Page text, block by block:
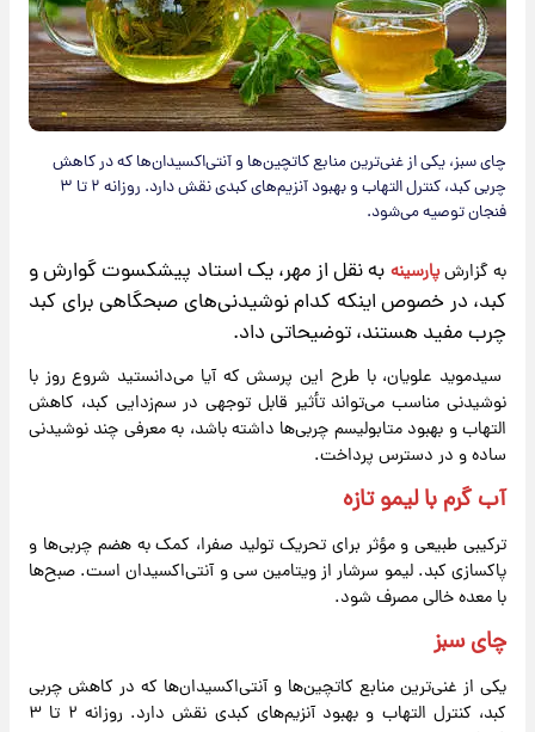
چای سبز، یکی از غنی‌ترین منابع کاتچین‌ها و آنتی‌اکسیدان‌ها که در کاهش
چربی کبد، کنترل التهاب و بهبود آنزیم‌های کبدی نقش دارد. روزانه ۲ تا ۳
فنجان توصیه می‌شود.
به گزارشپارسینه به نقل از مهر، یک استاد پیشکسوت گوارش و
کبد، در خصوص اینکه کدام نوشیدنی‌های صبحگاهی برای کبد
چرب مفید هستند، توضیحاتی داد.
سیدموید علویان، با طرح این پرسش که آیا می‌دانستید شروع روز با
نوشیدنی مناسب می‌تواند تأثیر قابل توجهی در سم‌زدایی کبد، کاهش
التهاب و بهبود متابولیسم چربی‌ها داشته باشد، به معرفی چند نوشیدنی
ساده و در دسترس پرداخت.
آب گرم با لیمو تازه
ترکیبی طبیعی و مؤثر برای تحریک تولید صفرا، کمک به هضم چربی‌ها و
پاکسازی کبد. لیمو سرشار از ویتامین سی و آنتی‌اکسیدان است. صبح‌ها
با معده خالی مصرف شود.
چای سبز
یکی از غنی‌ترین منابع کاتچین‌ها و آنتی‌اکسیدان‌ها که در کاهش چربی
کبد، کنترل التهاب و بهبود آنزیم‌های کبدی نقش دارد. روزانه ۲ تا ۳